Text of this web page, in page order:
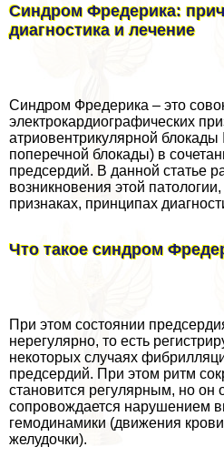
Синдром Фредерика:
диагностика и лечение
Синдром Фредерика – это
электрокардиографических
атриовентрикулярной блокады
поперечной блокады) в
предсердий. В данной статье
возникновения этой
признаках, принципах
Что такое синдром
При этом состоянии
нерегулярно, то есть
некоторых случаях
предсердий. При этом ритм
становится регулярным, но он
сопровождается нарушением
гемодинамики (движения
желудочки).